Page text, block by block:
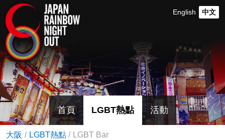
English 中文
首頁 LGBT熱點 活動
大阪 LGBT熱點 LGBT Bar